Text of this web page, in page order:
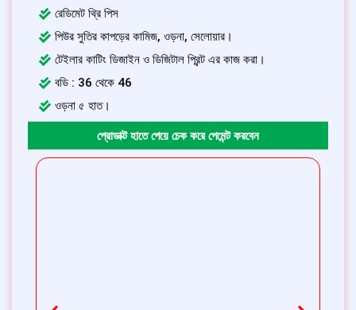
রেডিমেট থ্রি পিস
পিউর সুতির কাপড়ের কামিজ, ওড়না, সেলোয়ার।
টেইলার কাটিং ডিজাইন ও ডিজিটাল প্রিন্ট এর কাজ করা।
বডি : 36 থেকে 46
ওড়না ৫ হাত।
প্রোডাক্ট হাতে পেয়ে চেক করে পেমেন্ট করবেন